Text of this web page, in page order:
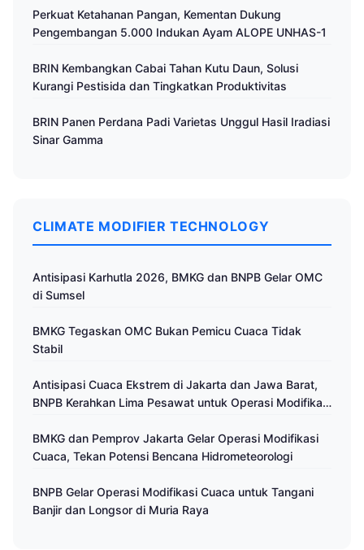
Perkuat Ketahanan Pangan, Kementan Dukung
Pengembangan 5.000 Indukan Ayam ALOPE UNHAS-1
BRIN Kembangkan Cabai Tahan Kutu Daun, Solusi
Kurangi Pestisida dan Tingkatkan Produktivitas
BRIN Panen Perdana Padi Varietas Unggul Hasil Iradiasi
Sinar Gamma
CLIMATE MODIFIER TECHNOLOGY
Antisipasi Karhutla 2026, BMKG dan BNPB Gelar OMC
di Sumsel
BMKG Tegaskan OMC Bukan Pemicu Cuaca Tidak
Stabil
Antisipasi Cuaca Ekstrem di Jakarta dan Jawa Barat,
BNPB Kerahkan Lima Pesawat untuk Operasi Modifikasi
BMKG dan Pemprov Jakarta Gelar Operasi Modifikasi
Cuaca, Tekan Potensi Bencana Hidrometeorologi
BNPB Gelar Operasi Modifikasi Cuaca untuk Tangani
Banjir dan Longsor di Muria Raya